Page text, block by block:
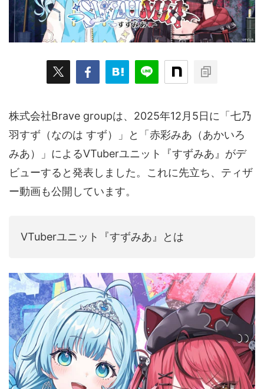
PR/提供 Roblox Steam TGS VRChat
にじさんじ アウトドア アニメ アプリ
キャンペーン クラウドファンディング
ソーシャルVR デジモノ バーチャルYouTuber
パノラマ ボカロ メタバース レポート
音声（ボイス）
株式会社Brave groupは、2025年12月5日に「七乃
羽すず（なのは すず）」と「赤彩みあ（あかいろ
みあ）」によるVTuberユニット『すずみあ』がデ
ビューすると発表しました。これに先立ち、ティザ
ー動画も公開しています。
VTuberユニット『すずみあ』とは